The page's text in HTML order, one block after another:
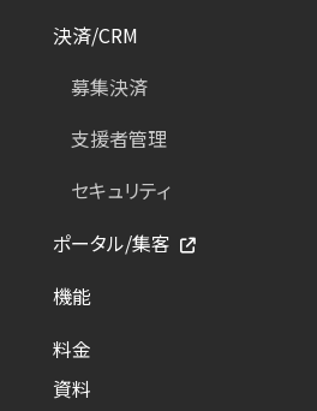
決済/CRM
募集決済
支援者管理
セキュリティ
ポータル/集客
機能
料金
資料